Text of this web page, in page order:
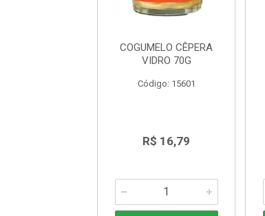
COGUMELO CÊPERA
VIDRO 70G
Código: 15601
R$ 16,79